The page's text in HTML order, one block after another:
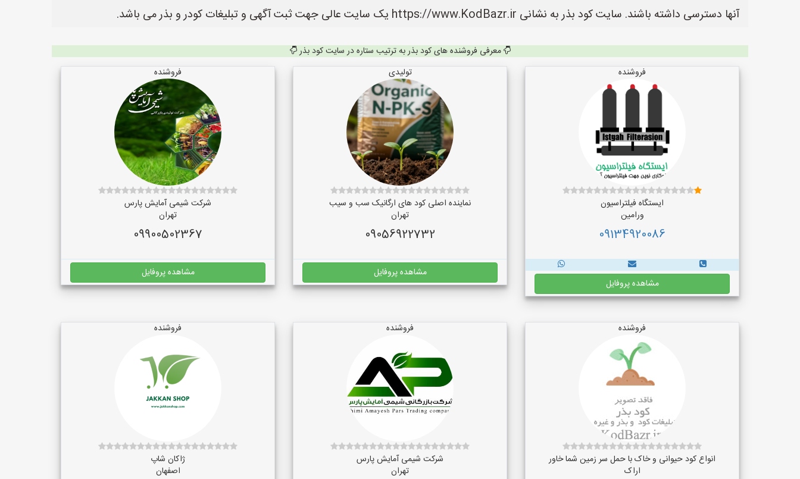
آنها دسترسی داشته باشند. سایت کود بذر به نشانی https://www.KodBazr.ir یک سایت عالی جهت ثبت آگهی و تبلیغات کودر و بذر می باشد.
معرفی فروشنده های کود بذر به ترتیب ستاره در سایت کود بذر
فروشنده
ایستگاه فیلتراسیون
ورامین
09134920086
مشاهده پروفایل
تولیدی
نماینده اصلی کود های ارگانیک سب و سیب
تهران
09056922732
مشاهده پروفایل
فروشنده
شرکت شیمی آمایش پارس
تهران
09900502367
مشاهده پروفایل
فروشنده
انواع کود حیوانی و خاک با حمل سر زمین شما خاور
اراک
فروشنده
شرکت شیمی آمایش پارس
تهران
فروشنده
ژاکان شاپ
اصفهان